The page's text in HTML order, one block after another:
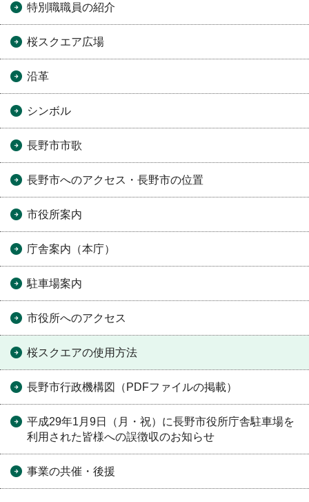
特別職職員の紹介
桜スクエア広場
沿革
シンボル
長野市市歌
長野市へのアクセス・長野市の位置
市役所案内
庁舎案内（本庁）
駐車場案内
市役所へのアクセス
桜スクエアの使用方法
長野市行政機構図（PDFファイルの掲載）
平成29年1月9日（月・祝）に長野市役所庁舎駐車場を
利用された皆様への誤徴収のお知らせ
事業の共催・後援